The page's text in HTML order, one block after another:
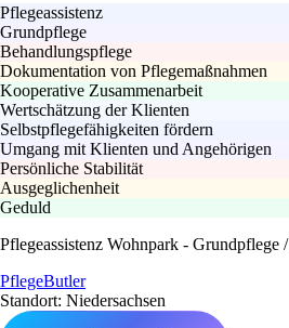
Pflegeassistenz
Grundpflege
Behandlungspflege
Dokumentation von Pflegemaßnahmen
Kooperative Zusammenarbeit
Wertschätzung der Klienten
Selbstpflegefähigkeiten fördern
Umgang mit Klienten und Angehörigen
Persönliche Stabilität
Ausgeglichenheit
Geduld
Pflegeassistenz Wohnpark -
PflegeButler
Standort: Niedersachsen